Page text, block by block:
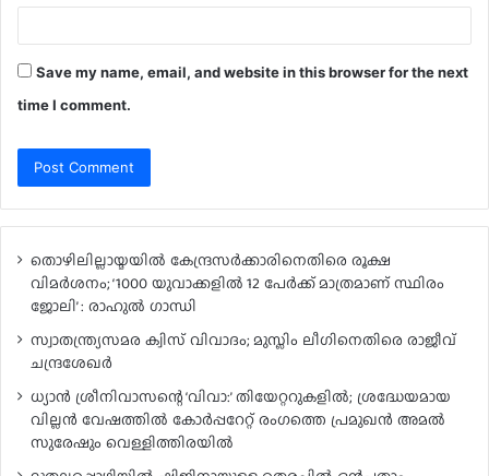
Save my name, email, and website in this browser for the next
time I comment.
തൊഴിലില്ലായ്മയിൽ കേന്ദ്രസർക്കാരിനെതിരെ രൂക്ഷ
വിമർശനം; ‘1000 യുവാക്കളിൽ 12 പേർക്ക് മാത്രമാണ് സ്ഥിരം
ജോലി’ : രാഹുൽ ഗാന്ധി
സ്വാതന്ത്ര്യസമര ക്വിസ് വിവാദം; മുസ്ലിം ലീഗിനെതിരെ രാജീവ്
ചന്ദ്രശേഖർ
ധ്യാൻ ശ്രീനിവാസന്റെ ‘വിവാ:’ തിയേറ്ററുകളിൽ; ശ്രദ്ധേയമായ
വില്ലൻ വേഷത്തിൽ കോർപ്പറേറ്റ് രംഗത്തെ പ്രമുഖൻ അമൽ
സുരേഷും വെള്ളിത്തിരയിൽ